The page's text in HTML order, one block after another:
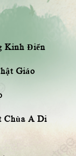
Kinh Điển
Giáo
Chùa A Di